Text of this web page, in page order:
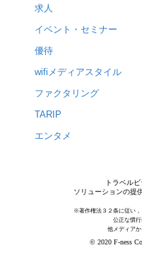
求人
イベント・セミナー
優待
wifiメディアスタイル
ファクタリング
TARIP
エンタメ
トラベル
ソリューションの提
※著作権法３２条に従い，
公正な慣
他メディアか
© 2020 F-ness